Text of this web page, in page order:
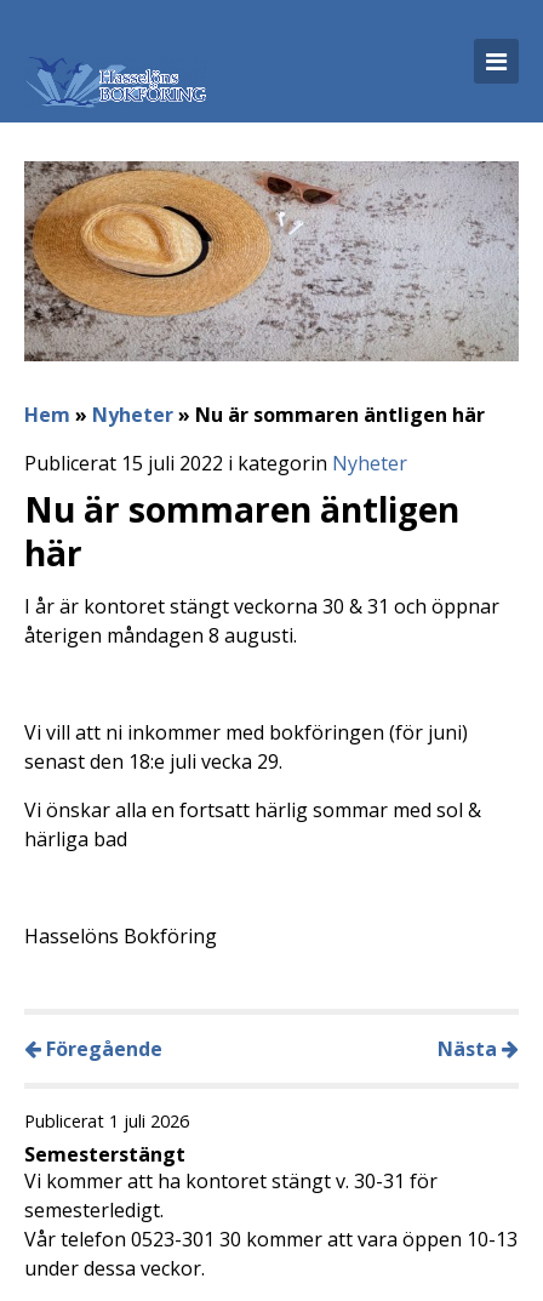
Hem » Nyheter» Nu är sommaren äntligen här
Publicerat 15 juli 2022 i kategorin Nyheter
Nu är sommaren äntligen
här
I år är kontoret stängt veckorna 30 & 31 och öppnar
återigen måndagen 8 augusti.
Vi vill att ni inkommer med bokföringen (för juni)
senast den 18:e juli vecka 29.
Vi önskar alla en fortsatt härlig sommar med sol &
härliga bad
Hasselöns Bokföring
Föregående Nästa
Publicerat 1 juli 2026
Semesterstängt
Vi kommer att ha kontoret stängt v. 30-31 för
semesterledigt.
Vår telefon 0523-301 30 kommer att vara öppen 10-13
under dessa veckor.